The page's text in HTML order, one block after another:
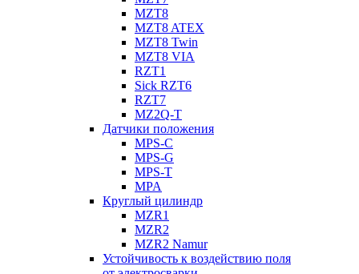
MZT8
MZT8 ATEX
MZT8 Twin
MZT8 VIA
RZT1
Sick RZT6
RZT7
MZ2Q-T
Датчики положения
MPS-C
MPS-G
MPS-T
MPA
Круглый цилиндр
MZR1
MZR2
MZR2 Namur
Устойчивость к воздействию поля